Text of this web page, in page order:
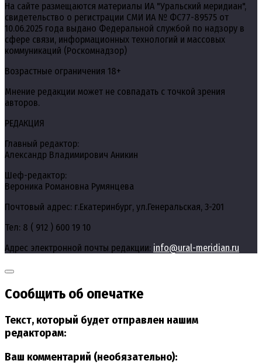
На сайте размещаются материалы ИА "Уральский меридиан",
свидетельство о регистрации СМИ ИА № ФС77-89575 от
10.06.2025 года выдано Федеральной службой по надзору в
сфере связи, информационных технологий и массовых
коммуникаций (Роскомнадзор)
Возрастные ограничения 18+
Мнение редакции может не совпадать с точкой зрения
авторов.
РЕДАКЦИЯ
Главный редактор:
Александр Владимирович Аникин
Шеф-редактор:
Вероника Романовна Румянцева
Почтовый адрес: г.Екатеринбург, ул.Генеральская, 3-201
Тел: 8 ( 912 ) 600 19 10
Адрес электронной почты редакции: info@ural-meridian.ru
Сообщить об опечатке
Текст, который будет отправлен нашим
редакторам:
Ваш комментарий (необязательно):